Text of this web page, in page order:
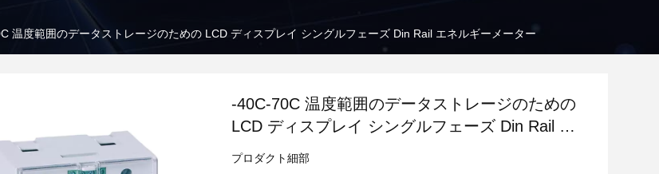
温度範囲のデータストレージのための LCD ディスプレイ シングルフェーズ Din Rail エネルギーメーター
-40C-70C 温度範囲のデータストレージのための
LCD ディスプレイ シングルフェーズ Din Rail エ
ネルギーメーター
プロダクト細部